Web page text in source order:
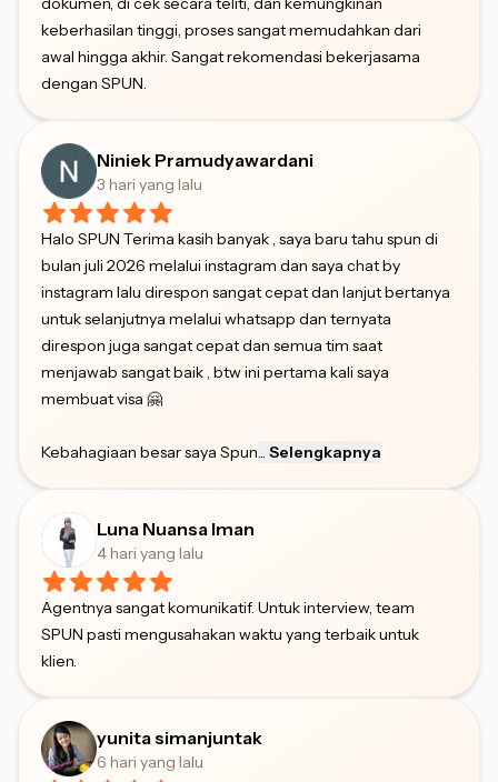
keberhasilan tinggi, proses sangat memudahkan dari
awal hingga akhir. Sangat rekomendasi bekerjasama
dengan SPUN.
Niniek Pramudyawardani
3 hari yang lalu
Halo SPUN Terima kasih banyak , saya baru tahu spun di
bulan juli 2026 melalui instagram dan saya chat by
instagram lalu direspon sangat cepat dan lanjut bertanya
untuk selanjutnya melalui whatsapp dan ternyata
direspon juga sangat cepat dan semua tim saat
menjawab sangat baik , btw ini pertama kali saya
membuat visa 🤗
Kebahagiaan besar saya Spun... Selengkapnya
Luna Nuansa Iman
4 hari yang lalu
Agentnya sangat komunikatif. Untuk interview, team
SPUN pasti mengusahakan waktu yang terbaik untuk
klien.
yunita simanjuntak
6 hari yang lalu